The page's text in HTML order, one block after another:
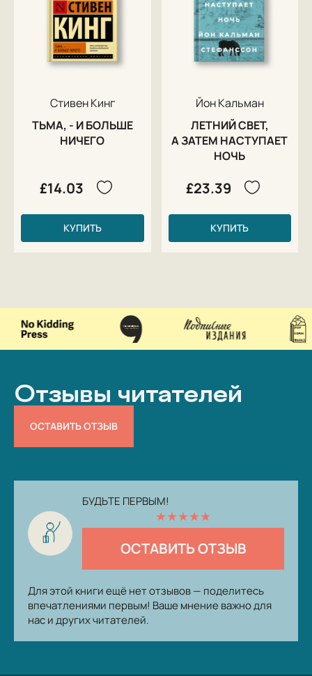
Стивен Кинг
ТЬМА, - И БОЛЬШЕ
НИЧЕГО
£14.03
КУПИТЬ
Йон Кальман
ЛЕТНИЙ СВЕТ,
А ЗАТЕМ НАСТУПАЕТ
НОЧЬ
£23.39
КУПИТЬ
Отзывы читателей
ОСТАВИТЬ ОТЗЫВ
БУДЬТЕ ПЕРВЫМ!
★★★★★
ОСТАВИТЬ ОТЗЫВ
Для этой книги ещё нет отзывов — поделитесь
впечатлениями первым! Ваше мнение важно для
нас и других читателей.